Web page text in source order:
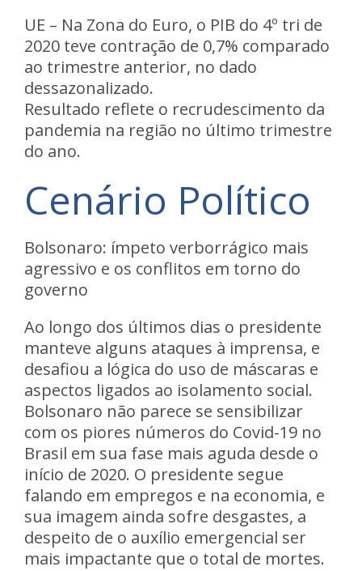
UE – Na Zona do Euro, o PIB do 4º tri de
2020 teve contração de 0,7% comparado
ao trimestre anterior, no dado
dessazonalizado.
Resultado reflete o recrudescimento da
pandemia na região no último trimestre
do ano.
Cenário Político
Bolsonaro: ímpeto verborrágico mais
agressivo e os conflitos em torno do
governo
Ao longo dos últimos dias o presidente
manteve alguns ataques à imprensa, e
desafiou a lógica do uso de máscaras e
aspectos ligados ao isolamento social.
Bolsonaro não parece se sensibilizar
com os piores números do Covid-19 no
Brasil em sua fase mais aguda desde o
início de 2020. O presidente segue
falando em empregos e na economia, e
sua imagem ainda sofre desgastes, a
despeito de o auxílio emergencial ser
mais impactante que o total de mortes.